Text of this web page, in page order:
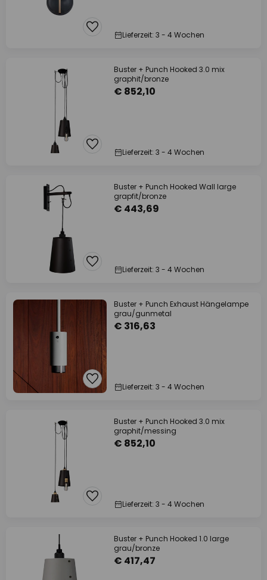
Lieferzeit: 3 - 4 Wochen
Buster + Punch Hooked 3.0 mix
graphit/bronze
€ 852,10
Lieferzeit: 3 - 4 Wochen
Buster + Punch Hooked Wall large
grapfit/bronze
€ 443,69
Lieferzeit: 3 - 4 Wochen
Buster + Punch Exhaust Hängelampe
grau/gunmetal
€ 316,63
Lieferzeit: 3 - 4 Wochen
Buster + Punch Hooked 3.0 mix
graphit/messing
€ 852,10
Lieferzeit: 3 - 4 Wochen
Buster + Punch Hooked 1.0 large
grau/bronze
€ 417,47